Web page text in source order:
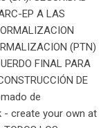
EP A LAS
(PTN)
FINAL PARA
DE
de
create your own at